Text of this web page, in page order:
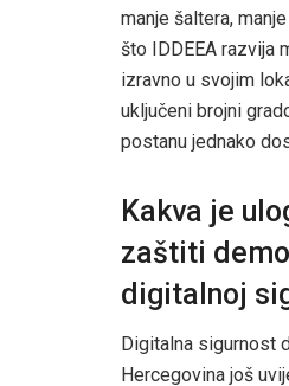
manje šaltera,
što IDDEEA razvija
izravno u svojim
uključeni brojni
postanu jednako
Kakva je
zaštiti
digitalnoj
Digitalna sigurnost
Hercegovina još